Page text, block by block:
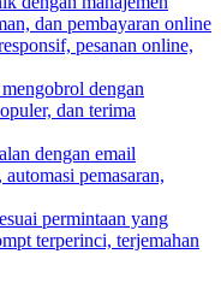
dan pembayaran online
pesanan online,
dengan
dan terima
dengan email
pemasaran,
permintaan yang
terperinci, terjemahan